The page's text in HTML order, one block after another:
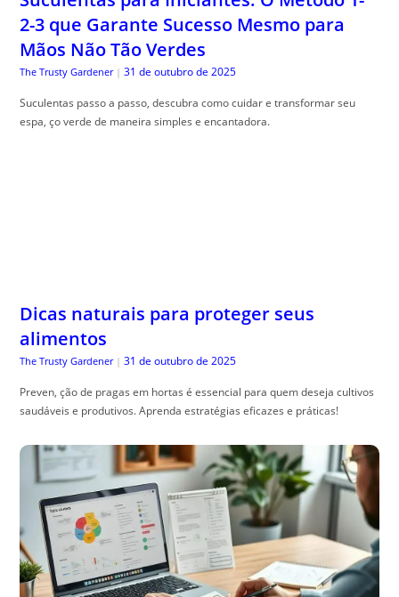
2-3 que Garante Sucesso Mesmo para
Mãos Não Tão Verdes
The Trusty Gardener | 31 de outubro de 2025
Suculentas passo a passo, descubra como cuidar e transformar seu
espa, ço verde de maneira simples e encantadora.
Dicas naturais para proteger seus
alimentos
The Trusty Gardener | 31 de outubro de 2025
Preven, ção de pragas em hortas é essencial para quem deseja cultivos
saudáveis e produtivos. Aprenda estratégias eficazes e práticas!